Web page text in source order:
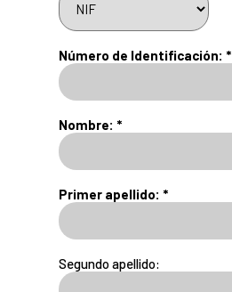
Número de Identificación: *
Nombre: *
Primer apellido: *
Segundo apellido: